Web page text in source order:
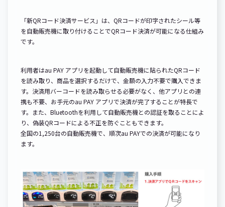
「新QRコード決済サービス」は、QRコードが印字されたシール等
を自動販売機に取り付けることでQRコード決済が可能になる仕組み
です。
利用者はau PAY アプリを起動して自動販売機に貼られたQRコード
を読み取り、商品を選択するだけで、金額の入力不要で購入できま
す。決済用バーコードを読み取らせる必要がなく、他アプリとの連
携も不要、お手元のau PAY アプリで決済が完了することが特長で
す。また、Bluetoothを利用して自動販売機との認証を取ることによ
り、偽装QRコードによる不正を防ぐこともできます。
全国の1,250台の自動販売機で、順次au PAYでの決済が可能になり
ます。